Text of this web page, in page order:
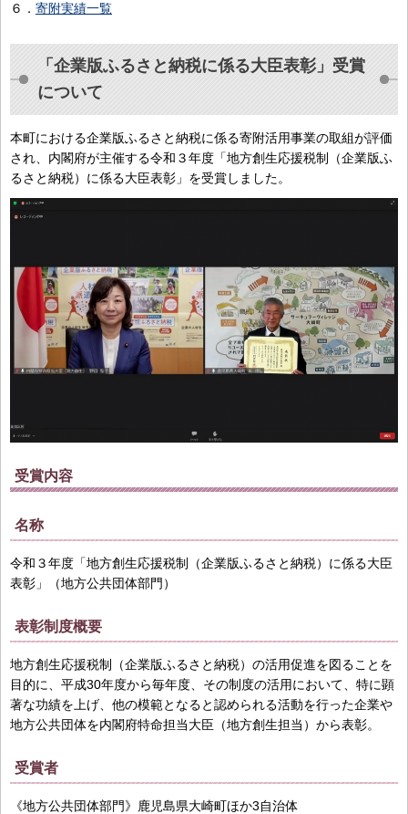
６． 寄附実績一覧
「企業版ふるさと納税に係る大臣表彰」受賞
について
本町における企業版ふるさと納税に係る寄附活用事業の取組が評価
され、内閣府が主催する令和３年度「地方創生応援税制（企業版ふ
るさと納税）に係る大臣表彰」を受賞しました。
受賞内容
名称
令和３年度「地方創生応援税制（企業版ふるさと納税）に係る大臣
表彰」（地方公共団体部門）
表彰制度概要
地方創生応援税制（企業版ふるさと納税）の活用促進を図ることを
目的に、平成30年度から毎年度、その制度の活用において、特に顕
著な功績を上げ、他の模範となると認められる活動を行った企業や
地方公共団体を内閣府特命担当大臣（地方創生担当）から表彰。
受賞者
《地方公共団体部門》鹿児島県大崎町ほか3自治体